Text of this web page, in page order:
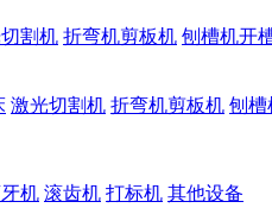
割机 折弯机剪板机 刨槽机开
激光切割机 折弯机剪板机 刨槽
机 滚齿机 打标机 其他设备